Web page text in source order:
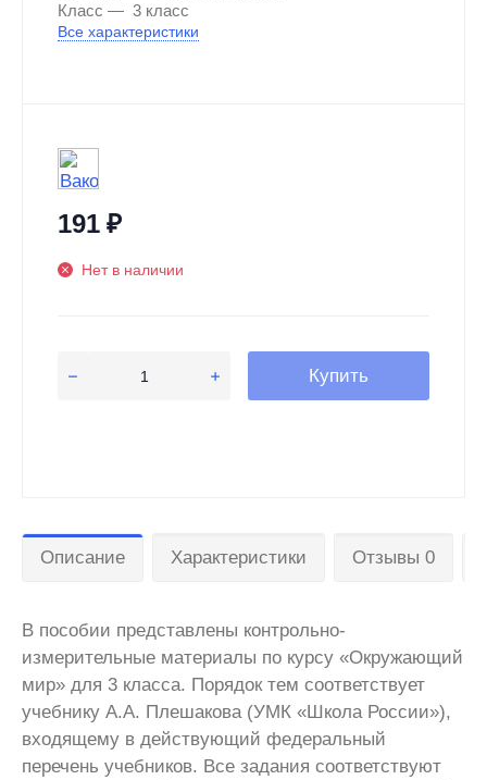
Класс
3 класс
Все характеристики
191₽
Нет в наличии
Купить
Описание Характеристики Отзывы 0
В пособии представлены контрольно-
измерительные материалы по курсу «Окружающий
мир» для 3 класса. Порядок тем соответствует
учебнику А.А. Плешакова (УМК «Школа России»),
входящему в действующий федеральный
перечень учебников. Все задания соответствуют